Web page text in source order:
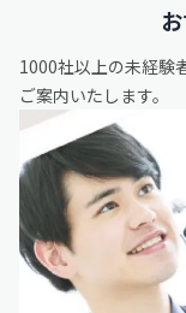
1000社以上の未経験
ご案内いたします。